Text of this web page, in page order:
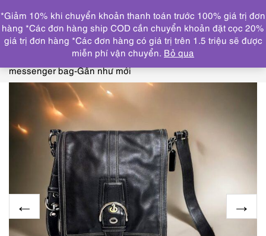
DANH MỤC
Trang chủ THƯƠNG HIỆU NỔI BẬT COACH
4322-
Túi đeo chéo-COACH Soho Hip Flap black leather
messenger bag-Gần như mới
*Giảm 10% khi chuyển khoản thanh toán trước 100% giá trị đơn
hàng *Các đơn hàng ship COD cần chuyển khoản đặt cọc 20%
giá trị đơn hàng *Các đơn hàng có giá trị trên 1.5 triệu sẽ được
miễn phí vận chuyển. Bỏ qua